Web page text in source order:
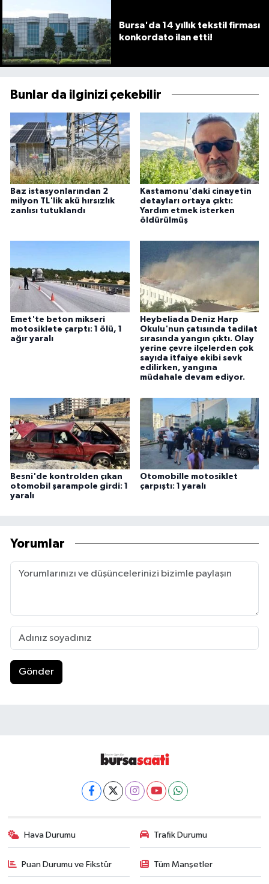
Bursa'da 14 yıllık tekstil firması
konkordato ilan etti!
Bunlar da ilginizi çekebilir
Baz istasyonlarından 2
milyon TL'lik akü hırsızlık
zanlısı tutuklandı
Kastamonu'daki cinayetin
detayları ortaya çıktı:
Yardım etmek isterken
öldürülmüş
Emet'te beton mikseri
motosiklete çarptı: 1 ölü, 1
ağır yaralı
Heybeliada Deniz Harp
Okulu'nun çatısında tadilat
sırasında yangın çıktı. Olay
yerine çevre ilçelerden çok
sayıda itfaiye ekibi sevk
edilirken, yangına
müdahale devam ediyor.
Besni'de kontrolden çıkan
otomobil şarampole girdi: 1
yaralı
Otomobille motosiklet
çarpıştı: 1 yaralı
Yorumlar
Gönder
Hava Durumu Trafik Durumu
Puan Durumu ve Fikstür Tüm Manşetler